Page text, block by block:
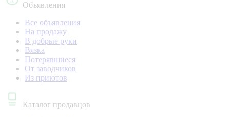
Объявления
Все объявления
На продажу
В добрые руки
Вязка
Потерявшиеся
От заводчиков
Из приютов
Каталог продавцов